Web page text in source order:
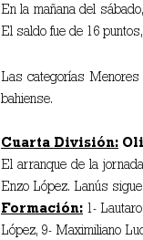
En la mañana del
El saldo fue de 16
Las categorías Menores
bahiense.
Cuarta División:
El arranque de la
Enzo López. Lanús
Formación: 1-
López, 9- Maximiliano